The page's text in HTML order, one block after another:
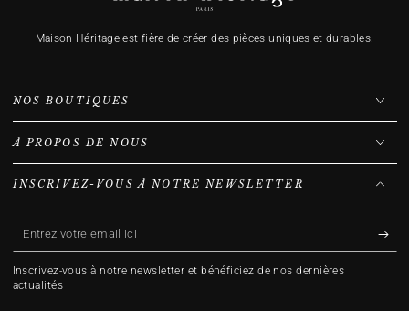
Maison Héritage est fière de créer des pièces uniques et durables.
NOS BOUTIQUES
À PROPOS DE NOUS
INSCRIVEZ-VOUS À NOTRE NEWSLETTER
Entrez
votre
email
Inscrivez-vous à notre newsletter et bénéficiez de nos dernières
actualités